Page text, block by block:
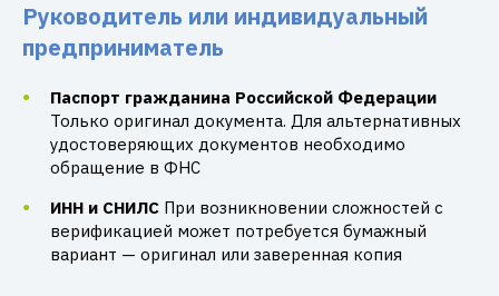
Руководитель или индивидуальный
предприниматель
Паспорт гражданина Российской Федерации
Только оригинал документа. Для альтернативных
удостоверяющих документов необходимо
обращение в ФНС
ИНН и СНИЛС При возникновении сложностей с
верификацией может потребуется бумажный
вариант — оригинал или заверенная копия